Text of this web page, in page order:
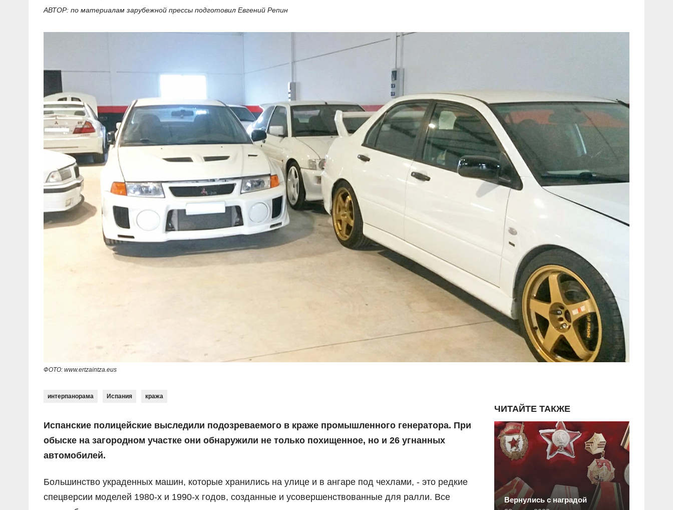
АВТОР: по материалам зарубежной прессы подготовил Евгений Репин
ФОТО: www.ertzaintza.eus
интерпанорама Испания кража
Испанские полицейские выследили подозреваемого в краже промышленного генератора. При
обыске на загородном участке они обнаружили не только похищенное, но и 26 угнанных
автомобилей.
Большинство украденных машин, которые хранились на улице и в ангаре под чехлами, - это редкие
спецверсии моделей 1980-х и 1990-х годов, созданные и усовершенствованные для ралли. Все
ЧИТАЙТЕ ТАКЖЕ
Вернулись с наградой